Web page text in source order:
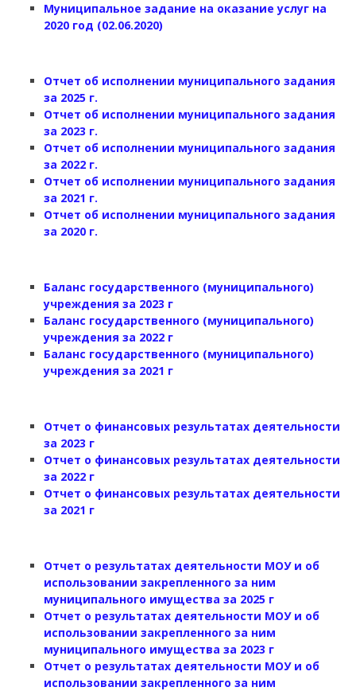
Муниципальное задание на оказание услуг на
2020 год (02.06.2020)
Отчет об исполнении муниципального задания
за 2025 г.
Отчет об исполнении муниципального задания
за 2023 г.
Отчет об исполнении муниципального задания
за 2022 г.
Отчет об исполнении муниципального задания
за 2021 г.
Отчет об исполнении муниципального задания
за 2020 г.
Баланс государственного (муниципального)
учреждения за 2023 г
Баланс государственного (муниципального)
учреждения за 2022 г
Баланс государственного (муниципального)
учреждения за 2021 г
Отчет о финансовых результатах деятельности
за 2023 г
Отчет о финансовых результатах деятельности
за 2022 г
Отчет о финансовых результатах деятельности
за 2021 г
Отчет о результатах деятельности МОУ и об
использовании закрепленного за ним
муниципального имущества за 2025 г
Отчет о результатах деятельности МОУ и об
использовании закрепленного за ним
муниципального имущества за 2023 г
Отчет о результатах деятельности МОУ и об
использовании закрепленного за ним